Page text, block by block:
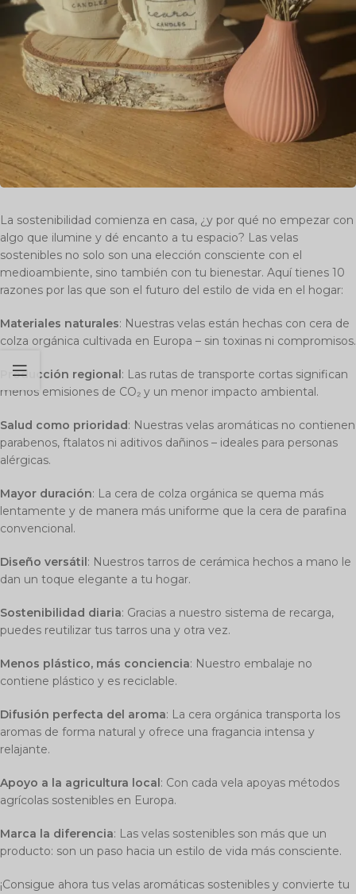
La sostenibilidad comienza en casa, ¿y por qué no empezar con
algo que ilumine y dé encanto a tu espacio? Las velas
sostenibles no solo son una elección consciente con el
medioambiente, sino también con tu bienestar. Aquí tienes 10
razones por las que son el futuro del estilo de vida en el hogar:
Materiales naturales: Nuestras velas están hechas con cera de
colza orgánica cultivada en Europa – sin toxinas ni compromisos.
Producción regional: Las rutas de transporte cortas significan
menos emisiones de CO₂ y un menor impacto ambiental.
Salud como prioridad: Nuestras velas aromáticas no contienen
parabenos, ftalatos ni aditivos dañinos – ideales para personas
alérgicas.
Mayor duración: La cera de colza orgánica se quema más
lentamente y de manera más uniforme que la cera de parafina
convencional.
Diseño versátil: Nuestros tarros de cerámica hechos a mano le
dan un toque elegante a tu hogar.
Sostenibilidad diaria: Gracias a nuestro sistema de recarga,
puedes reutilizar tus tarros una y otra vez.
Menos plástico, más conciencia: Nuestro embalaje no
contiene plástico y es reciclable.
Difusión perfecta del aroma: La cera orgánica transporta los
aromas de forma natural y ofrece una fragancia intensa y
relajante.
Apoyo a la agricultura local: Con cada vela apoyas métodos
agrícolas sostenibles en Europa.
Marca la diferencia: Las velas sostenibles son más que un
producto: son un paso hacia un estilo de vida más consciente.
¡Consigue ahora tus velas aromáticas sostenibles y convierte tu